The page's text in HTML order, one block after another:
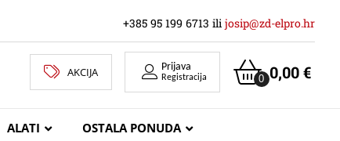
+385 95 199 6713 ili josip@zd-elpro.hr
AKCIJA Prijava
Registracija 0,00€
0
ALATI OSTALA PONUDA